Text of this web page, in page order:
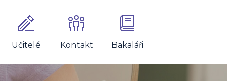
Učitelé Kontakt Bakaláři